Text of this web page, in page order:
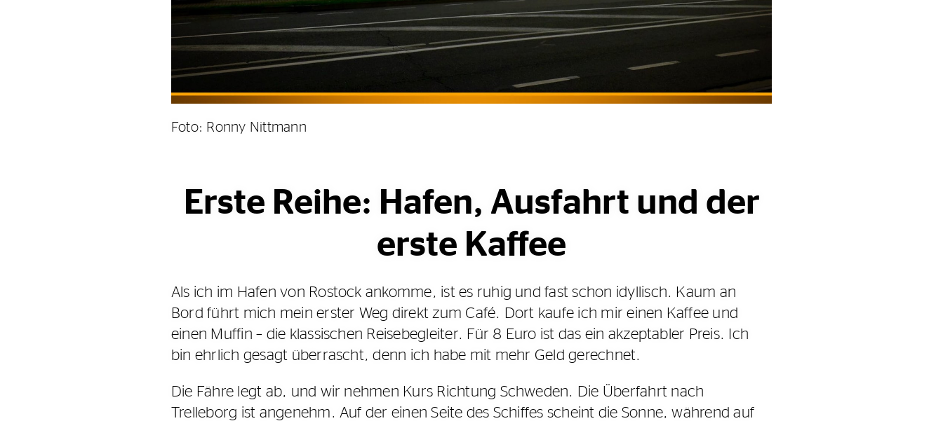
Foto: Ronny Nittmann
Erste Reihe: Hafen, Ausfahrt und der
erste Kaffee
Als ich im Hafen von Rostock ankomme, ist es ruhig und fast schon idyllisch. Kaum an
Bord führt mich mein erster Weg direkt zum Café. Dort kaufe ich mir einen Kaffee und
einen Muffin – die klassischen Reisebegleiter. Für 8 Euro ist das ein akzeptabler Preis. Ich
bin ehrlich gesagt überrascht, denn ich habe mit mehr Geld gerechnet.
Die Fähre legt ab, und wir nehmen Kurs Richtung Schweden. Die Überfahrt nach
Trelleborg ist angenehm. Auf der einen Seite des Schiffes scheint die Sonne, während auf